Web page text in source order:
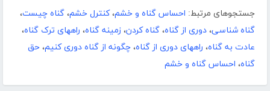
جستجوهای مرتبط: احساس گناه و خشم،کنترل خشم، گناه چیست،
گناه شناسی، دوری از گناه، گناه کردن، زمینه گناه، راههای ترک گناه،
عادت به گناه، راههای دوری از گناه، چگونه از گناه دوری کنیم، حق
گناه، احساس گناه و خشم